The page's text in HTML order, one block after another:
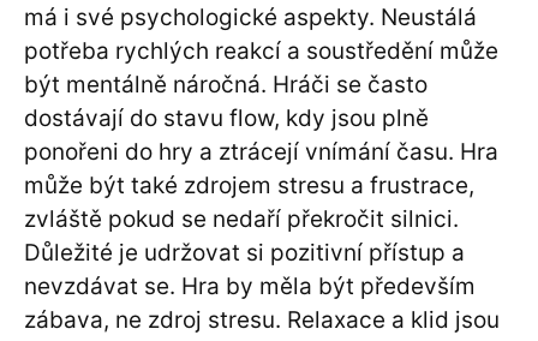
má i své psychologické aspekty. Neustálá
potřeba rychlých reakcí a soustředění může
být mentálně náročná. Hráči se často
dostávají do stavu flow, kdy jsou plně
ponořeni do hry a ztrácejí vnímání času. Hra
může být také zdrojem stresu a frustrace,
zvláště pokud se nedaří překročit silnici.
Důležité je udržovat si pozitivní přístup a
nevzdávat se. Hra by měla být především
zábava, ne zdroj stresu. Relaxace a klid jsou